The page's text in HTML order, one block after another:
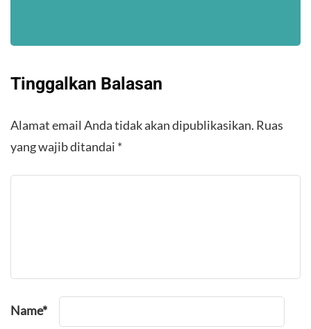
Tinggalkan Balasan
Alamat email Anda tidak akan dipublikasikan. Ruas
yang wajib ditandai *
Name*